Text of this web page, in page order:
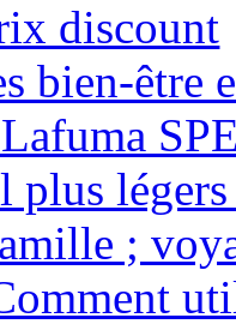
discount
bien-être
Lafuma
plus
;